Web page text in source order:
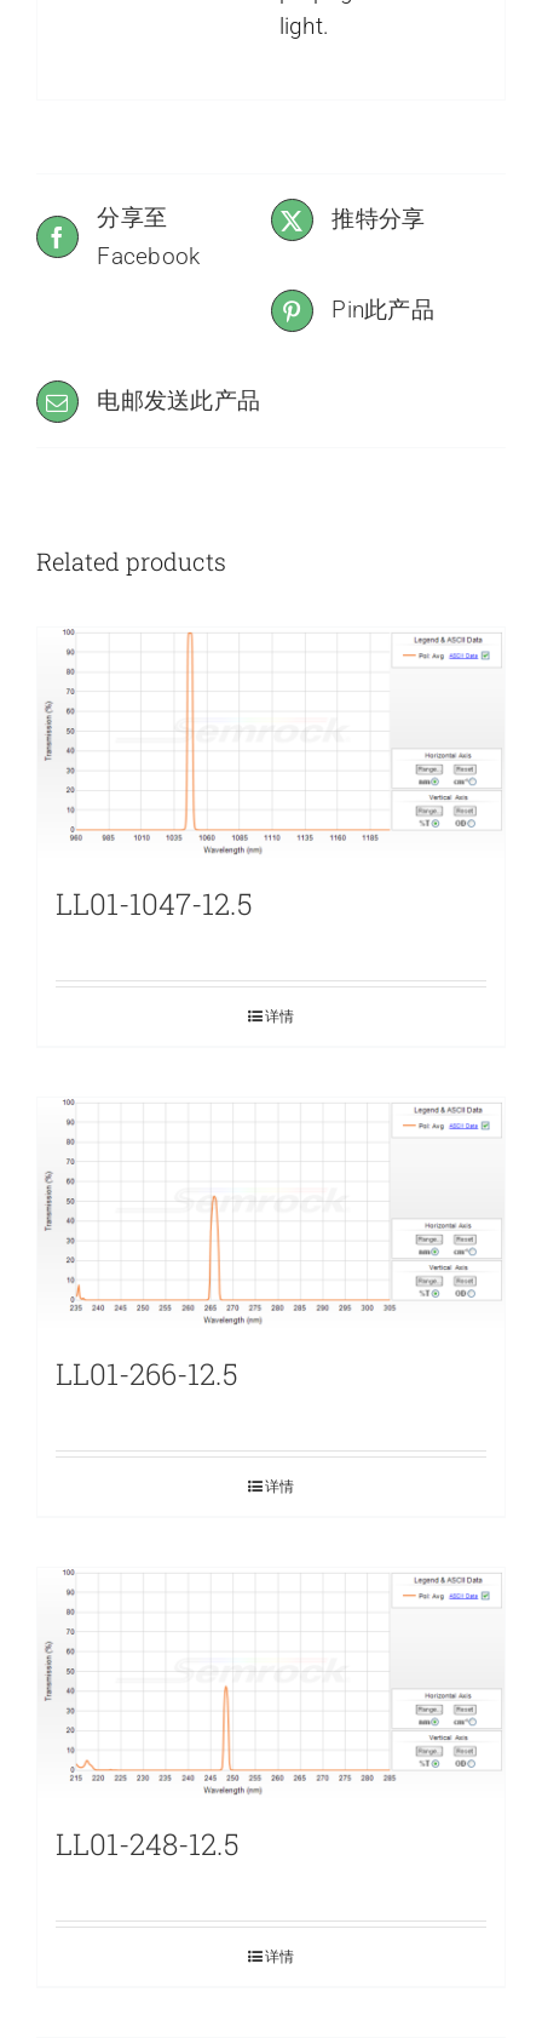
light.
分享至
Facebook
推特分享
Pin此产品
电邮发送此产品
Related products
LL01-1047-12.5
详情
LL01-266-12.5
详情
LL01-248-12.5
详情